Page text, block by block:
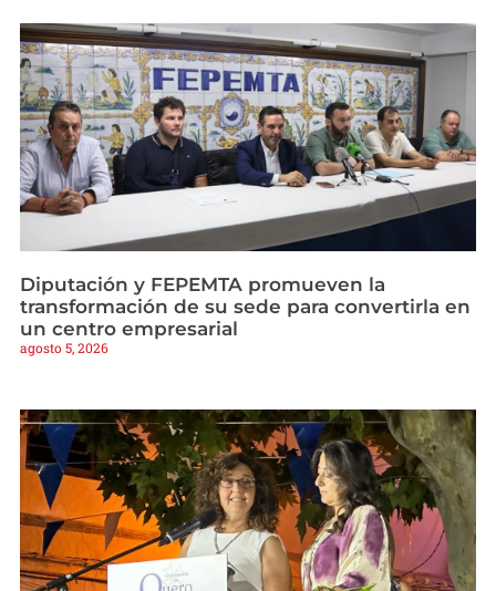
Diputación y FEPEMTA promueven la
transformación de su sede para convertirla en
un centro empresarial
agosto 5, 2026